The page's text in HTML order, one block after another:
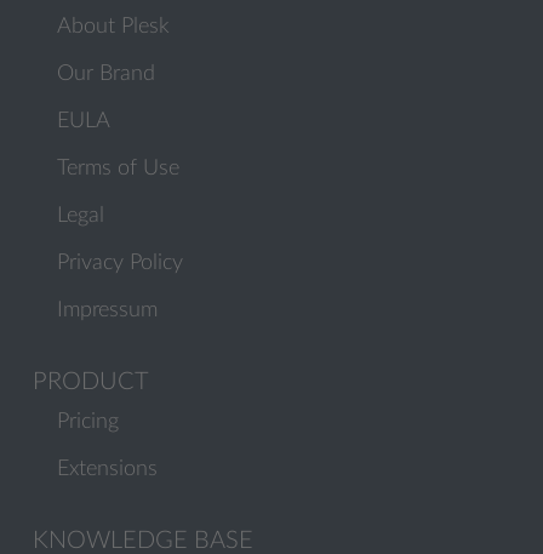
About Plesk
Our Brand
EULA
Terms of Use
Legal
Privacy Policy
Impressum
PRODUCT
Pricing
Extensions
KNOWLEDGE BASE